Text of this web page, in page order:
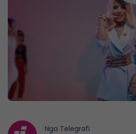
Nga Telegrafi